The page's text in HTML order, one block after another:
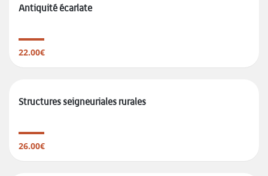
Antiquité écarlate
22.00€
Structures seigneuriales rurales
26.00€